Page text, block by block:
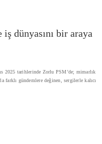
dünyasını bir araya
2025 tarihlerinde Zorlu PSM’de; mimarlık
gündemlere değinen, sergilerle kalıcı